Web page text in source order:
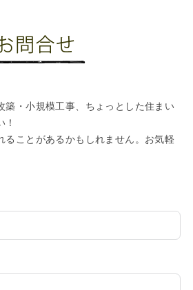
築・小規模工事、ちょっとした住まい
ることがあるかもしれません。お気軽